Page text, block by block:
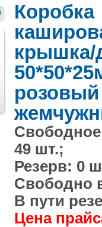
След.
Коробка
крышка/
розовый
49 шт.;
Резерв: 0
Свободно
В пути
Цена